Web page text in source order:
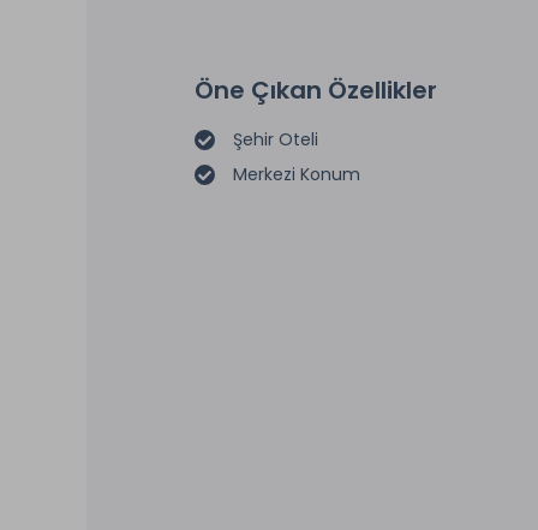
Öne Çıkan Özellikler
Şehir Oteli
Merkezi Konum